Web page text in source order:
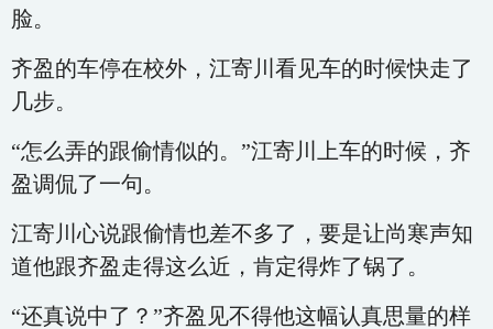
脸。
齐盈的车停在校外，江寄川看见车的时候快走了
几步。
“怎么弄的跟偷情似的。”江寄川上车的时候，齐
盈调侃了一句。
江寄川心说跟偷情也差不多了，要是让尚寒声知
道他跟齐盈走得这么近，肯定得炸了锅了。
“还真说中了？”齐盈见不得他这幅认真思量的样